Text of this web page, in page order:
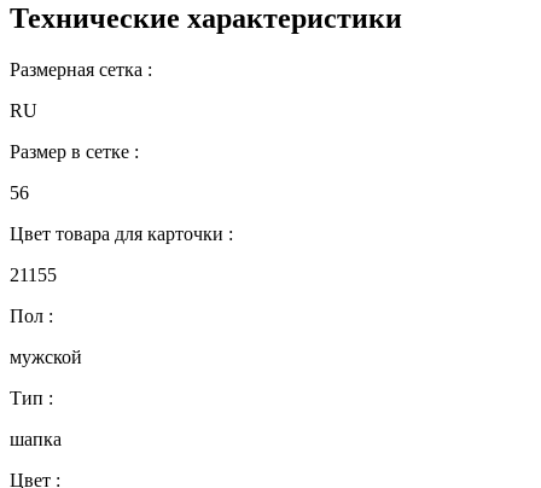
Технические характеристики
Размерная сетка :
RU
Размер в сетке :
56
Цвет товара для карточки :
21155
Пол :
мужской
Тип :
шапка
Цвет :